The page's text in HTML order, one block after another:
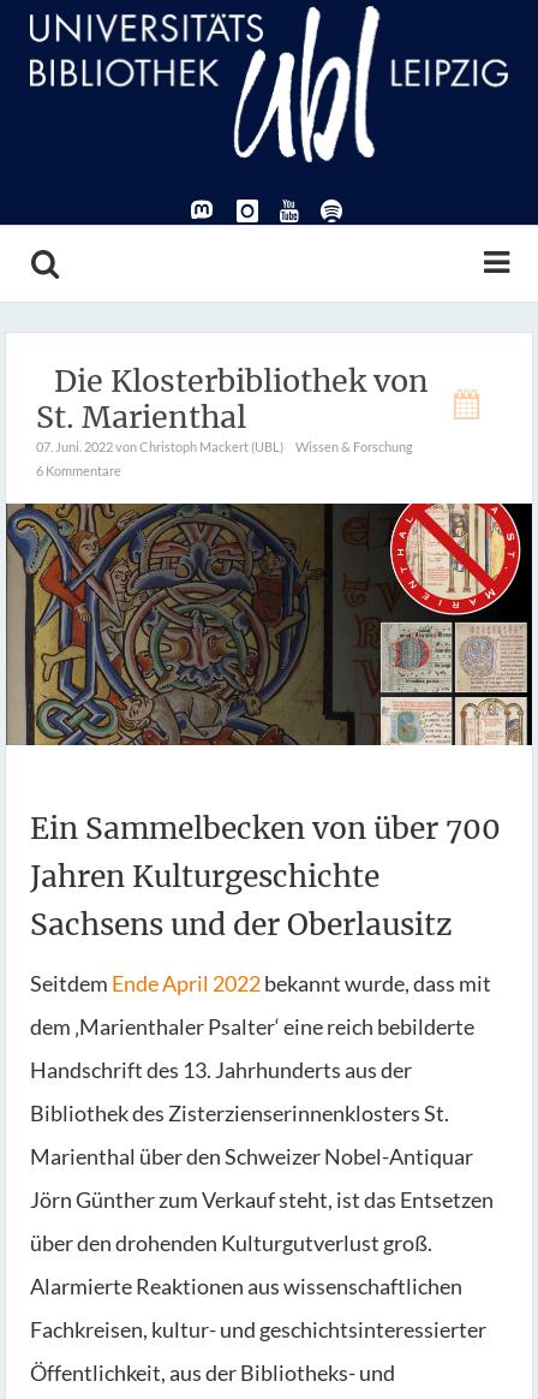
Die Klosterbibliothek von
St. Marienthal
07. Juni. 2022von Christoph Mackert (UBL)
Wissen & Forschung
6 Kommentare
Ein Sammelbecken von über 700
Jahren Kulturgeschichte
Sachsens und der Oberlausitz
Seitdem Ende April 2022bekannt wurde, dass mit
dem ‚Marienthaler Psalter‘ eine reich bebilderte
Handschrift des 13. Jahrhunderts aus der
Bibliothek des Zisterzienserinnenklosters St.
Marienthal über den Schweizer Nobel-Antiquar
Jörn Günther zum Verkauf steht, ist das Entsetzen
über den drohenden Kulturgutverlust groß.
Alarmierte Reaktionen aus wissenschaftlichen
Fachkreisen, kultur- und geschichtsinteressierter
Öffentlichkeit, aus der Bibliotheks- und